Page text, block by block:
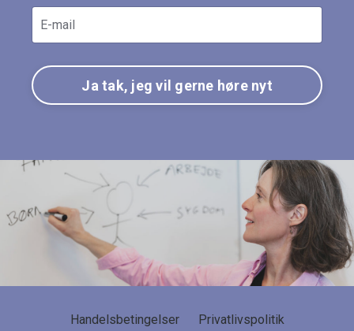
Ja tak, jeg vil gerne høre nyt
Handelsbetingelser Privatlivspolitik